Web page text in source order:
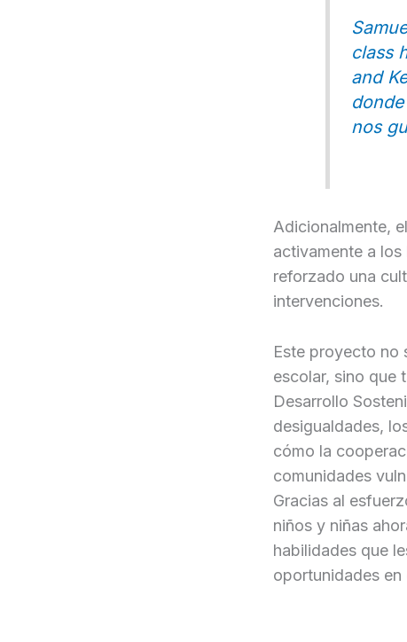
class
and
nos
Adicionalmente,
activamente a
reforzado una
intervenciones.
Este proyecto no
escolar, sino que
Desarrollo
desigualdades,
cómo la
comunidades
Gracias al
niños y niñas
habilidades que
oportunidades en